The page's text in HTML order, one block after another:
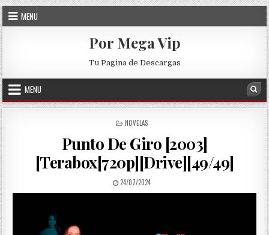
Skip to content
MENU
Por Mega Vip
Tu Pagina de Descargas
MENU
POSTED IN
NOVELAS
Punto De Giro [2003]
[Terabox[720p][Drive][49/49]
PUBLISHED DATE:
24/07/2024